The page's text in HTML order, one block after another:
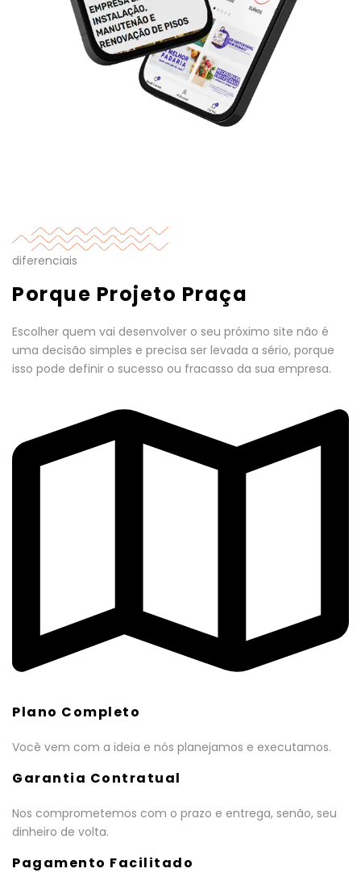
diferenciais
Porque Projeto Praça
Escolher quem vai desenvolver o seu próximo site não é
uma decisão simples e precisa ser levada a sério, porque
isso pode definir o sucesso ou fracasso da sua empresa.
Plano Completo
Você vem com a ideia e nós planejamos e executamos.
Garantia Contratual
Nos comprometemos com o prazo e entrega, senão, seu
dinheiro de volta.
Pagamento Facilitado